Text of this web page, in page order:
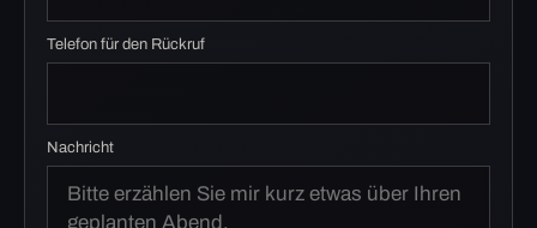
Telefon für den Rückruf
Nachricht